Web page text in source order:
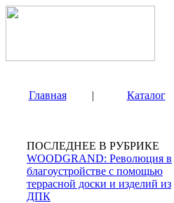
Главная | Каталог
ПОСЛЕДНЕЕ В РУБРИКЕ
WOODGRAND: Революция в
благоустройстве с помощью
террасной доски и изделий из
ДПК